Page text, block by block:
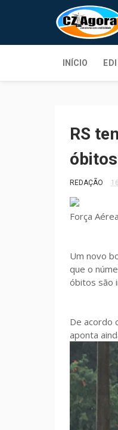
INÍCIO
RS
REDAÇÃO
Força
Um novo
que o
óbitos são
De acordo
aponta